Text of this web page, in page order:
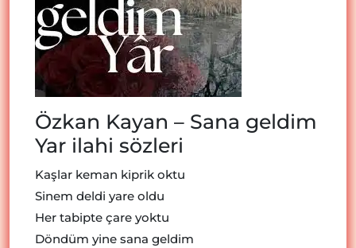
Özkan Kayan – Sana geldim
Yar ilahi sözleri
Kaşlar keman kiprik oktu
Sinem deldi yare oldu
Her tabipte çare yoktu
Döndüm yine sana geldim